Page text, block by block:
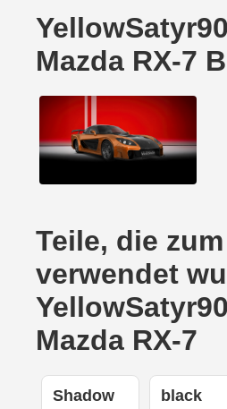
Mazda RX-7
Teile, die
verwendet
Mazda RX-7
Shadow black